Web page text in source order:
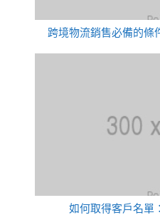
跨境物流銷售必備的條
如何取得客戶名單